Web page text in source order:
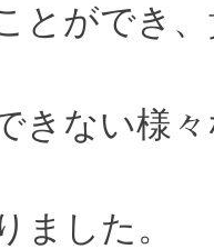
とができ
きない様
した。